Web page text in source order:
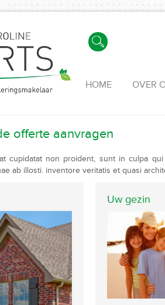
HOME OVER
offerte aanvragen
cupidatat non proident, sunt in culpa
ab illosti. inventore veritatis et quasi
Uw gezin